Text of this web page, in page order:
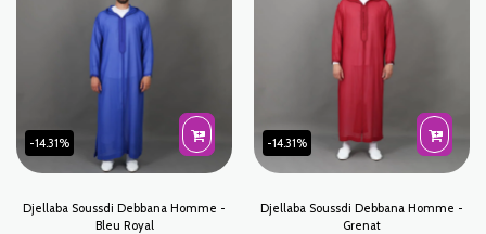
-14.31%
Djellaba Soussdi Debbana Homme -
Bleu Royal
-14.31%
Djellaba Soussdi Debbana Homme -
Grenat